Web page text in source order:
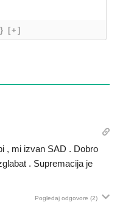
[+]
, mi izvan SAD . Dobro
. Supremacija je
Pogledaj odgovore (2)